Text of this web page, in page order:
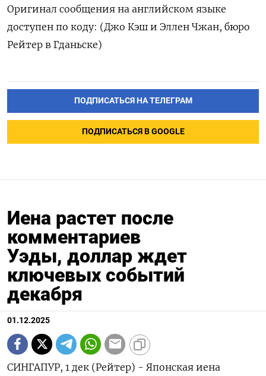
Оригинал сообщения на английском языке
доступен по коду: (Джо Кэш и Эллен Чжан, бюро
Рейтер в Гданьске)
ПОДПИСАТЬСЯ НА ТЕЛЕГРАМ
ПОДПИСАТЬСЯ В GOOGLE
Иена растет после
комментариев
Уэды, доллар ждет
ключевых событий
декабря
01.12.2025
СИНГАПУР, 1 дек (Рейтер) - Японская иена